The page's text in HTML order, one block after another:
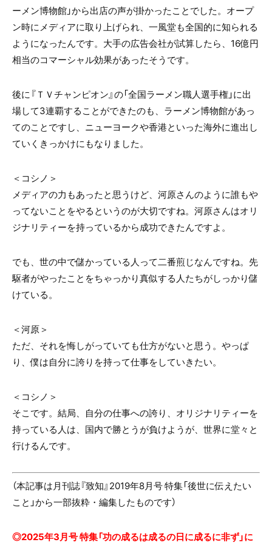
ーメン博物館」から出店の声が掛かったことでした。オープ
ン時にメディアに取り上げられ、一風堂も全国的に知られる
ようになったんです。大手の広告会社が試算したら、16億円
相当のコマーシャル効果があったそうです。
後に『ＴＶチャンピオン』の「全国ラーメン職人選手権」に出
場して3連覇することができたのも、ラーメン博物館があっ
てのことですし、ニューヨークや香港といった海外に進出し
ていくきっかけにもなりました。
＜コシノ＞
メディアの力もあったと思うけど、河原さんのように誰もや
ってないことをやるというのが大切ですね。河原さんはオリ
ジナリティーを持っているから成功できたんですよ。
でも、世の中で儲かっている人って二番煎じなんですね。先
駆者がやったことをちゃっかり真似する人たちがしっかり儲
けている。
＜河原＞
ただ、それを悔しがっていても仕方がないと思う。やっぱ
り、僕は自分に誇りを持って仕事をしていきたい。
＜コシノ＞
そこです。結局、自分の仕事への誇り、オリジナリティーを
持っている人は、国内で勝とうが負けようが、世界に堂々と
行けるんです。
（本記事は月刊誌『致知』2019年8月号 特集「後世に伝えたい
こと」から一部抜粋・編集したものです）
◎2025年3月号 特集「功の成るは成るの日に成るに非ず」に